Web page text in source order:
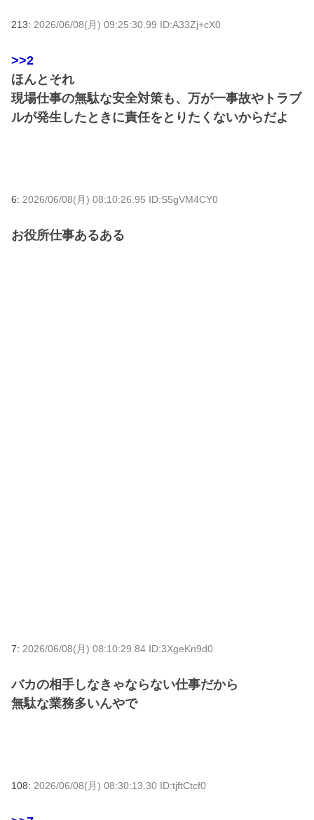
213: 2026/06/08(月) 09:25:30.99 ID:A33Zj+cX0
>>2
ほんとそれ
現場仕事の無駄な安全対策も、万が一事故やトラブ
ルが発生したときに責任をとりたくないからだよ
6: 2026/06/08(月) 08:10:26.95 ID:S5gVM4CY0
お役所仕事あるある
7: 2026/06/08(月) 08:10:29.84 ID:3XgeKn9d0
バカの相手しなきゃならない仕事だから
無駄な業務多いんやで
108: 2026/06/08(月) 08:30:13.30 ID:tjftCtcf0